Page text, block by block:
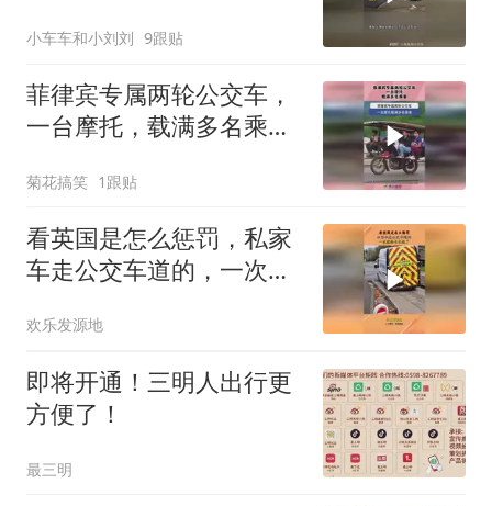
小车车和小刘刘 9跟贴
菲律宾专属两轮公交车，
一台摩托，载满多名乘
菊花搞笑 1跟贴
看英国是怎么惩罚，私家
车走公交车道的，一次就
欢乐发源地
即将开通！三明人出行更
方便了！
最三明